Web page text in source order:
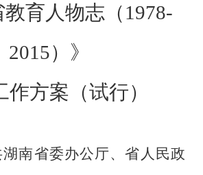
教育人物志（1978-
2015）》
作方案（试行）
南省委办公厅、省人民政